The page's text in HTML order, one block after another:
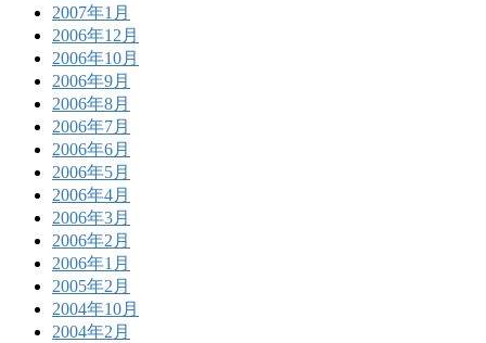
2007年1月
2006年12月
2006年10月
2006年9月
2006年8月
2006年7月
2006年6月
2006年5月
2006年4月
2006年3月
2006年2月
2006年1月
2005年2月
2004年10月
2004年2月